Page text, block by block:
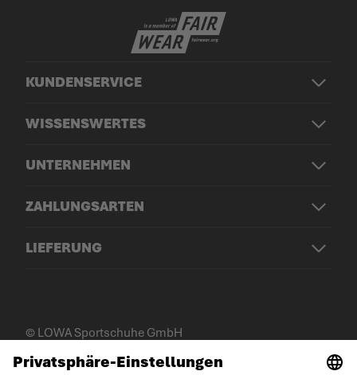
KUNDENSERVICE
WISSENSWERTES
UNTERNEHMEN
ZAHLUNGSARTEN
LIEFERUNG
© LOWA Sportschuhe GmbH
Impressum